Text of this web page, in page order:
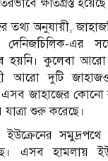
ক্ষতিগ্রস্ত
তথ্য অনুযায়ী,
দেনিজচিলিক-এর
হয়নি। কুলেবা আরো
আরো দুটি
এসব জাহাজের
শুরু করেছে।
ইউক্রেনের সমুদ্রপথে
এসব হামলায়